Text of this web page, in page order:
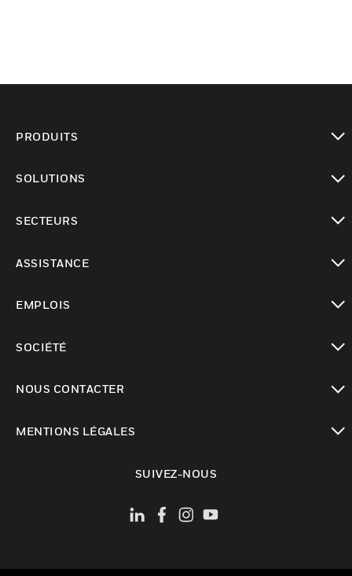
PRODUITS
SOLUTIONS
SECTEURS
ASSISTANCE
EMPLOIS
SOCIÉTÉ
NOUS CONTACTER
MENTIONS LÉGALES
SUIVEZ-NOUS